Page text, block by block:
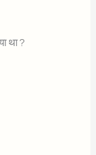
था ?